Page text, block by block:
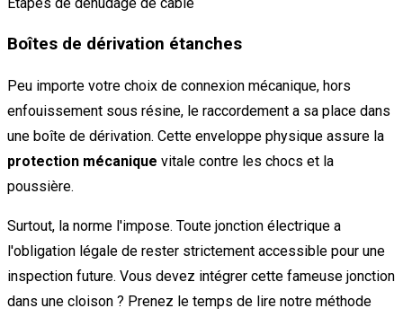
Boîtes de dérivation étanches
Peu importe votre choix de connexion mécanique, hors
enfouissement sous résine, le raccordement a sa place dans
une boîte de dérivation. Cette enveloppe physique assure la
protection mécanique vitale contre les chocs et la
poussière.
Surtout, la norme l'impose. Toute jonction électrique a
l'obligation légale de rester strictement accessible pour une
inspection future. Vous devez intégrer cette fameuse jonction
dans une cloison ? Prenez le temps de lire notre méthode